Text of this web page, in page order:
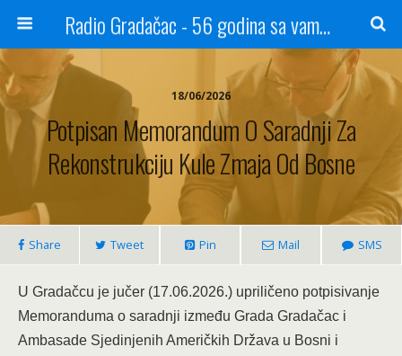
Radio Gradačac - 56 godina sa vama...
18/06/2026
Potpisan Memorandum O Saradnji Za
Rekonstrukciju Kule Zmaja Od Bosne
Share Tweet Pin Mail SMS
U Gradačcu je jučer (17.06.2026.) upriličeno potpisivanje
Memoranduma o saradnji između Grada Gradačac i
Ambasade Sjedinjenih Američkih Država u Bosni i